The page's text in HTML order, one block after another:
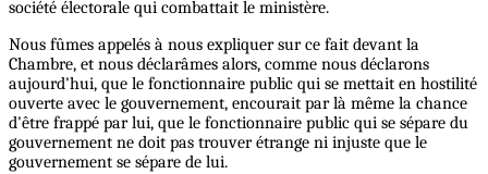
société électorale qui combattait le ministère.
Nous fûmes appelés à nous expliquer sur ce fait devant la
Chambre, et nous déclarâmes alors, comme nous déclarons
aujourd'hui, que le fonctionnaire public qui se mettait en hostilité
ouverte avec le gouvernement, encourait par là même la chance
d'être frappé par lui, que le fonctionnaire public qui se sépare du
gouvernement ne doit pas trouver étrange ni injuste que le
gouvernement se sépare de lui.